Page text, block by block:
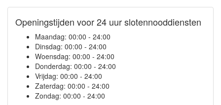
Openingstijden voor 24 uur slotennooddiensten
Maandag: 00:00 - 24:00
Dinsdag: 00:00 - 24:00
Woensdag: 00:00 - 24:00
Donderdag: 00:00 - 24:00
Vrijdag: 00:00 - 24:00
Zaterdag: 00:00 - 24:00
Zondag: 00:00 - 24:00